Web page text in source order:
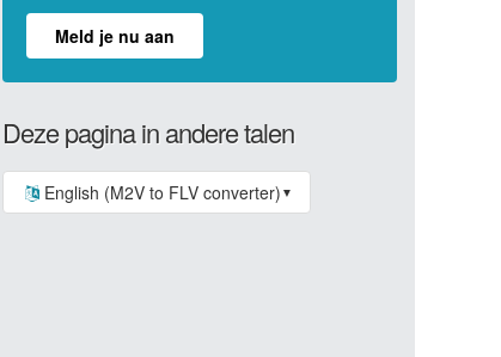
Meld je nu aan
Deze pagina in andere talen
English (M2V to FLV converter) ▼